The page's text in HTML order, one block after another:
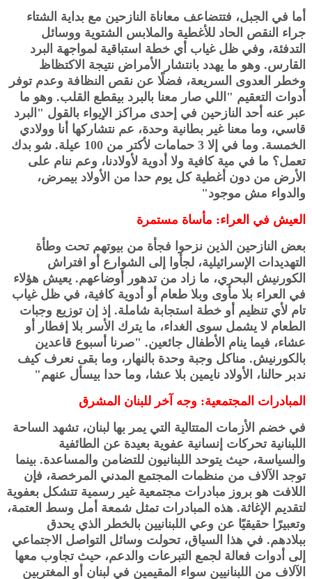
أما في الجبل، فتتضاعف معاناة النازحين مع بداية الشتاء
جراء النقص الحاد للأغطية والملابس الشتوية ووسائل
التدفئة، وفي ظل غياب أي خطة استباقية لمواجهة البرد
القارس. وهو ما يهدد بانتشار الأمراض نتيجة الاكتظاظ
وخطر العدوى السريعة، فضلًا عن نقص النظافة وعدم توفر
أدوات التعقيم "اللي صار معنا بالبرد بيقطع القلب. وهو ما
عبر عنه أحد النازحين في إحدى مراكز الإيواء بالقول "البرد
قاسي، وما معنا غير بطانية وحدة، عم نتشاركها أنا وولادي
الخمسة. وما في إلا 3 حمامات لأكتر من 100 عيلة. شو بدك
تعمل؟ ما في مية كافية ولا أدوية لأولادنا، وعم ننام على
الأرض من دون أغطية كل يوم حدا من الأولاد بيمرض،
والدواء مش موجود"
العيش في العراء: مأساة مستمرة
بعض النازحين الذين نزحوا فجأة من بيوتهم تحت وطأة
التهديدات الإسرائيلية، لجأوا إلى الشوارع أو افتراش
الكورنيش البحري، ما زاد من تدهور أوضاعهم. يعيش هؤلاء
في العراء بلا مأوى وبلا طعام أو أدوية كافية، في ظل غياب
تام لأي تنظيم أو خطة استجابة شاملة. إذ إن توزيع وجبات
الطعام لا يشمل سوى الغداء، ما يترك الأسر بلا إفطار أو
عشاء، فيما ينام الأطفال جائعين. "صرنا أسبوع قاعدين
بالكورنيش. مناكل وجبة وحدة بالنهار، وما بقى نعرف كيف
ندبر حالنا، الأولاد نايمين بلا عشا، وما حدا بيسأل عنهم"
المبادرات المجتمعية: وجه آخر للبنان المشرق
في خضم الأزمات المتتالية التي يمر بها لبنان، تشهد الساحة
اللبنانية تحركات إنسانية عفوية بعيدة عن الطائفية
والسياسة، حيث يتوحد اللبنانيون للتضامن والمساعدة. بينما
توجد الآلاف من منظمات المجتمع المدني المرخصة، فإن
اللافت هو بروز مبادرات مجتمعية غير رسمية تتشكل بعفوية
لتقديم الإغاثة. هذه المبادرات تمثل شمعة أمل وسط العتمة،
وتعبيرًا حقيقيًا عن وعي اللبنانيين بالخطر الذي يحدق
ببلادهم. في هذا السياق، تحولت وسائل التواصل الاجتماعي
إلى أدوات فعالة لجمع التبرعات والدعم، حيث تجاوب معها
الآلاف من اللبنانيين سواء المقيمين في لبنان أو المغتربين